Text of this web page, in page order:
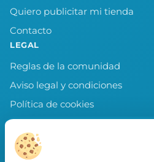
Quiero publicitar mi tienda
Contacto
LEGAL
Reglas de la comunidad
Aviso legal y condiciones
Política de cookies
Política de privacidad
Preferencias de cookies